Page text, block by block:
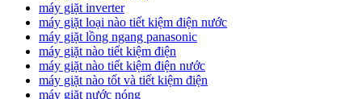
máy giặt inverter
máy giặt loại nào tiết kiệm điện nước
máy giặt lồng ngang panasonic
máy giặt nào tiết kiệm điện
máy giặt nào tiết kiệm điện nước
máy giặt nào tốt và tiết kiệm điện
máy giặt nước nóng